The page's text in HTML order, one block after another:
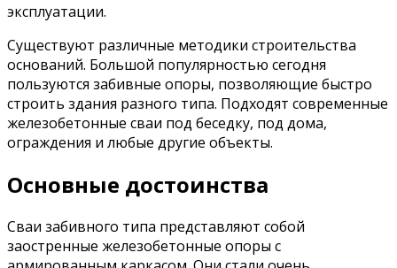
эксплуатации.
Существуют различные методики строительства
оснований. Большой популярностью сегодня
пользуются забивные опоры, позволяющие быстро
строить здания разного типа. Подходят современные
железобетонные сваи под беседку, под дома,
ограждения и любые другие объекты.
Основные достоинства
Сваи забивного типа представляют собой
заостренные железобетонные опоры с